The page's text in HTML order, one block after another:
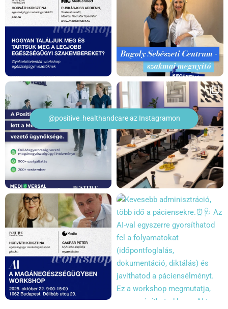
@positive_healthandcare az Instagramon